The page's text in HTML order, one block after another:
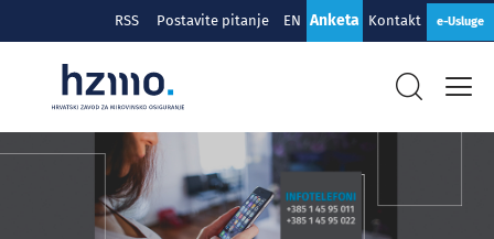
RSS Postavite pitanje EN Anketa Kontakt e-Usluge